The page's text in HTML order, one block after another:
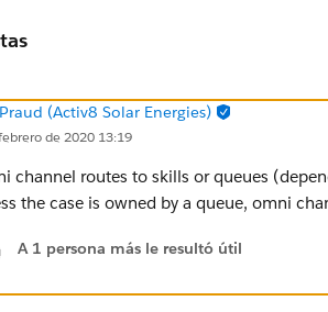
(Activ8 Solar Energies)
de 2020 13:19
channel routes to skills or queues
the case is owned by a queue, omni
A 1 persona más le resultó útil